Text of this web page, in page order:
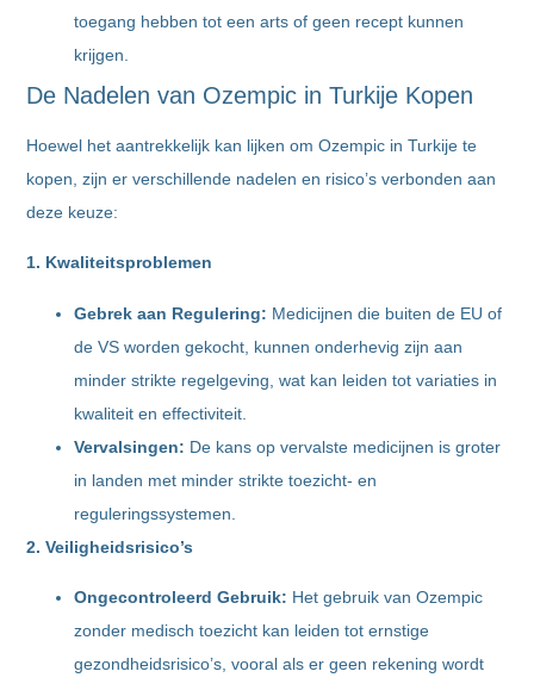
toegang hebben tot een arts of geen recept kunnen
krijgen.
De Nadelen van Ozempic in Turkije Kopen
Hoewel het aantrekkelijk kan lijken om Ozempic in Turkije te
kopen, zijn er verschillende nadelen en risico’s verbonden aan
deze keuze:
1. Kwaliteitsproblemen
Gebrek aan Regulering: Medicijnen die buiten de EU of
de VS worden gekocht, kunnen onderhevig zijn aan
minder strikte regelgeving, wat kan leiden tot variaties in
kwaliteit en effectiviteit.
Vervalsingen: De kans op vervalste medicijnen is groter
in landen met minder strikte toezicht- en
reguleringssystemen.
2. Veiligheidsrisico’s
Ongecontroleerd Gebruik: Het gebruik van Ozempic
zonder medisch toezicht kan leiden tot ernstige
gezondheidsrisico’s, vooral als er geen rekening wordt